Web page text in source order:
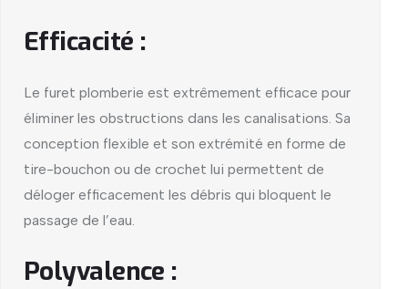
Efficacité :
Le furet plomberie est extrêmement efficace pour
éliminer les obstructions dans les canalisations. Sa
conception flexible et son extrémité en forme de
tire-bouchon ou de crochet lui permettent de
déloger efficacement les débris qui bloquent le
passage de l’eau.
Polyvalence :